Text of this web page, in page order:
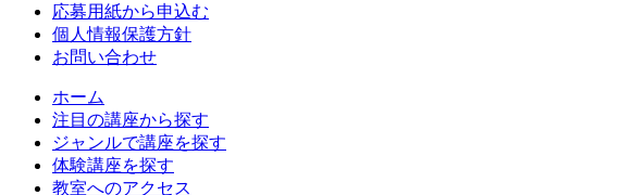
応募用紙から申込む
個人情報保護方針
お問い合わせ
ホーム
注目の講座から探す
ジャンルで講座を探す
体験講座を探す
教室へのアクセス